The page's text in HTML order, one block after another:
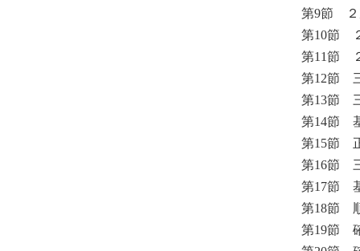
第9節 ２
第10節
第11節
第12節
第13節
第14節
第15節
第16節
第17節
第18節
第19節